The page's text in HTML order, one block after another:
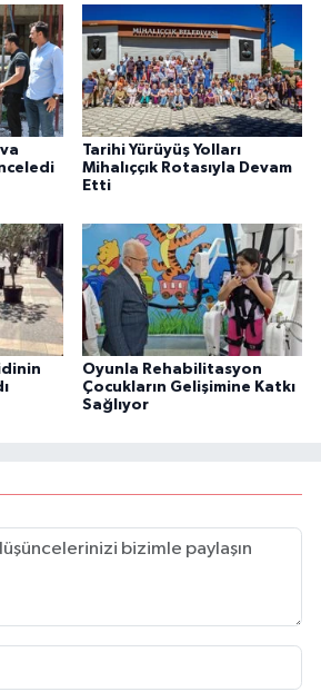
Tarihi Yürüyüş Yolları
Mihalıççık Rotasıyla Devam
Etti
Oyunla Rehabilitasyon
Çocukların Gelişimine Katkı
Sağlıyor